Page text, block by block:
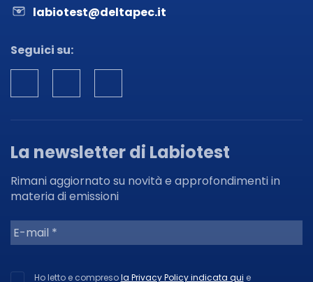
labiotest@deltapec.it
Seguici su:
La newsletter di Labiotest
Rimani aggiornato su novità e approfondimenti in
materia di emissioni
Ho letto e compresola Privacy Policy indicata qui e